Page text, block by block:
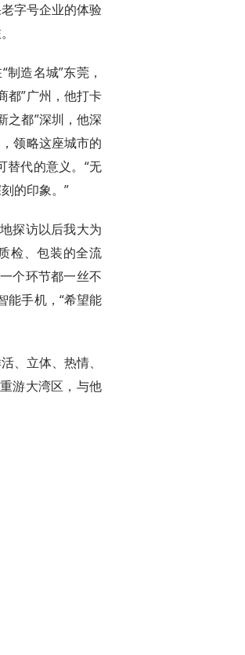
字号企业的体验
造名城”东莞，
都”广州，他打卡
之都”深圳，他深
领略这座城市的
替代的意义。“无
的印象。”
探访以后我大为
检、包装的全流
个环节都一丝不
能手机，“希望能
、立体、热情、
游大湾区，与他